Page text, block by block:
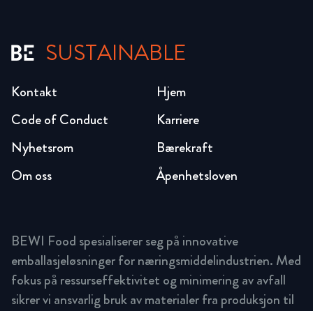
SUSTAINABLE
Hjem
Karriere
Bærekraft
Åpenhetsloven
Code of Conduct
Nyhetsrom
Om oss
Kontakt
BEWI Food spesialiserer seg på innovative
emballasjeløsninger for næringsmiddelindustrien. Med
fokus på ressurseffektivitet og minimering av avfall
sikrer vi ansvarlig bruk av materialer fra produksjon til